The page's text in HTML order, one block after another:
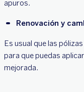
apuros.
Renovación y
Es usual que las
para que puedas
mejorada.